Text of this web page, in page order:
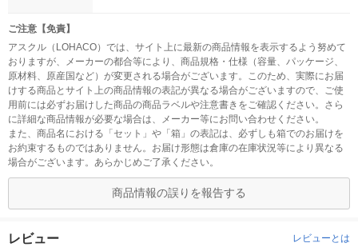
ご注意【免責】
アスクル（LOHACO）では、サイト上に最新の商品情報を表示するよう努めて
おりますが、メーカーの都合等により、商品規格・仕様（容量、パッケージ、
原材料、原産国など）が変更される場合がございます。このため、実際にお届
けする商品とサイト上の商品情報の表記が異なる場合がございますので、ご使
用前には必ずお届けした商品の商品ラベルや注意書きをご確認ください。さら
に詳細な商品情報が必要な場合は、メーカー等にお問い合わせください。
また、商品名における「セット」や「箱」の表記は、必ずしも箱でのお届けを
お約束するものではありません。お届け形態は倉庫の在庫状況等により異なる
場合がございます。あらかじめご了承ください。
商品情報の誤りを報告する
レビュー レビューとは